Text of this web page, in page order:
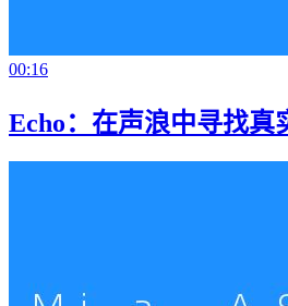
00:16
Echo：在声浪中寻找真